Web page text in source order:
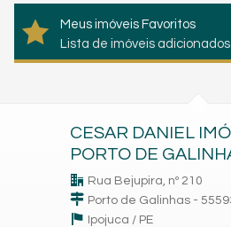
Meus imóveis Favoritos
Lista de imóveis adicionados
CESAR DANIEL
PORTO DE
Rua Bejupira, nº 210
Porto de Galinhas -
Ipojuca / PE